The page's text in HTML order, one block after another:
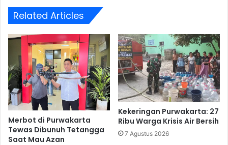
Related Articles
Merbot di Purwakarta
Tewas Dibunuh Tetangga
Saat Mau Azan
Kekeringan Purwakarta: 27
Ribu Warga Krisis Air Bersih
7 Agustus 2026